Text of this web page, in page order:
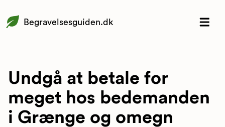
Begravelsesguiden.dk
Undgå at betale for
meget hos bedemanden
i Grænge og omegn